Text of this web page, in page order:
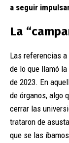
a seguir
La
Las referencias a
de lo que llamó la
de 2023. En
de órganos, algo
cerrar las
trataron de
que se las